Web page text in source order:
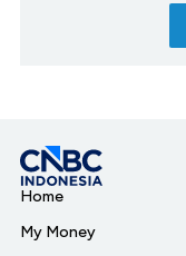
Home
My Money